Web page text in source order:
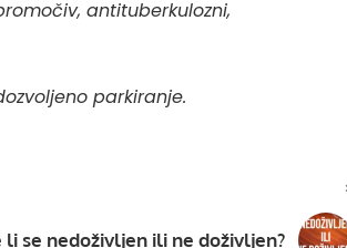
antituberkulozni,
parkiranje.
li se nedoživljen ili ne doživljen?